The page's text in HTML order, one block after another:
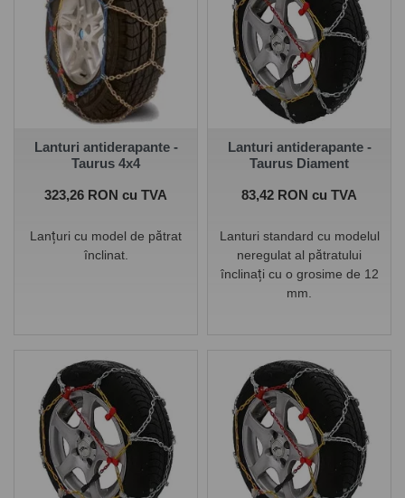
Lanturi antiderapante -
Taurus 4x4
Pret
323,26 RON cu TVA
Lanțuri cu model de pătrat
înclinat.
Lanturi antiderapante -
Taurus Diament
Pret
83,42 RON cu TVA
Lanturi standard cu modelul
neregulat al pătratului
înclinați cu o grosime de 12
mm.